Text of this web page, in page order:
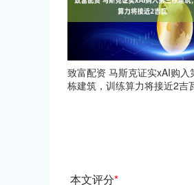
致富配资 马斯克证实xAI购入
栋建筑，训练算力将接近2吉
本文评分*